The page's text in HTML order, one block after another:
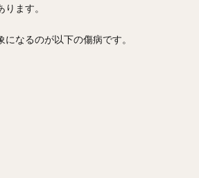
ます。
なるのが以下の傷病です。